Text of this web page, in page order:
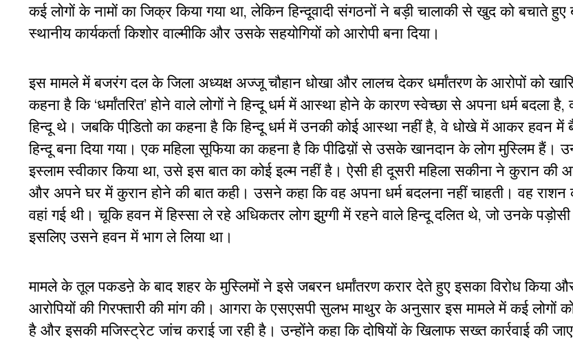
कई लोगों के नामों का जिक्र किया गया था, लेकिन हिन्दूवादी संगठनों ने बड़ी चालाकी से खुद को बचाते
स्थानीय कार्यकर्ता किशोर वाल्मीकि और उसके सहयोगियों को आरोपी बना दिया।
इस मामले में बजरंग दल के जिला अध्यक्ष अज्जू चौहान धोखा और लालच देकर धर्मांतरण के आरोपों को
कहना है कि ‘धर्मांतरित’ होने वाले लोगों ने हिन्दू धर्म में आस्था होने के कारण स्वेच्छा से अपना धर्म बदला
हिन्दू थे। जबकि पीडि़तो का कहना है कि हिन्दू धर्म में उनकी कोई आस्था नहीं है, वे धोखे में आकर हवन
हिन्दू बना दिया गया। एक महिला सूफिया का कहना है कि पीढिय़ों से उसके खानदान के लोग मुस्लिम हैं।
इस्लाम स्वीकार किया था, उसे इस बात का कोई इल्म नहीं है। ऐसी ही दूसरी महिला सकीना ने कुरान
और अपने घर में कुरान होने की बात कही। उसने कहा कि वह अपना धर्म बदलना नहीं चाहती। वह राशन
वहां गई थी। चूकि हवन में हिस्सा ले रहे अधिकतर लोग झुग्गी में रहने वाले हिन्दू दलित थे, जो उनके
इसलिए उसने हवन में भाग ले लिया था।
मामले के तूल पकडऩे के बाद शहर के मुस्लिमों ने इसे जबरन धर्मांतरण करार देते हुए इसका विरोध किया
आरोपियों की गिरफ्तारी की मांग की। आगरा के एसएसपी सुलभ माथुर के अनुसार इस मामले में कई लोगों को
है और इसकी मजिस्ट्रेट जांच कराई जा रही है। उन्होंने कहा कि दोषियों के खिलाफ सख्त कार्रवाई की